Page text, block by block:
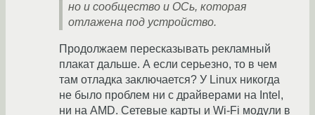
но и сообщество и ОСь, которая
отлажена под устройство.
Продолжаем пересказывать рекламный
плакат дальше. А если серьезно, то в чем
там отладка заключается? У Linux никогда
не было проблем ни с драйверами на Intel,
ни на AMD. Сетевые карты и Wi-Fi модули в